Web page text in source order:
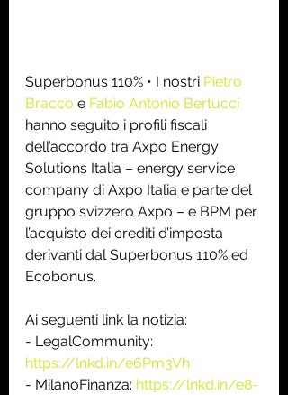
Superbonus 110% • I nostri Pietro
Bracco e Fabio Antonio Bertucci
hanno seguito i profili fiscali
dell’accordo tra Axpo Energy
Solutions Italia – energy service
company di Axpo Italia e parte del
gruppo svizzero Axpo – e BPM per
l’acquisto dei crediti d’imposta
derivanti dal Superbonus 110% ed
Ecobonus.
Ai seguenti link la notizia:
- LegalCommunity:
https://lnkd.in/e6Pm3Vh
- MilanoFinanza: https://lnkd.in/e8-